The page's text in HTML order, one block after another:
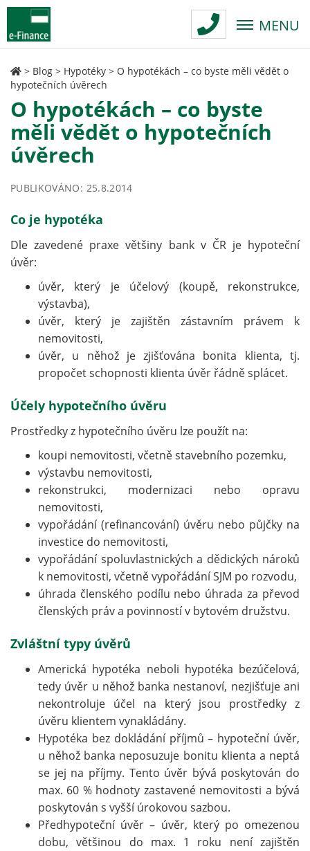
MENU
> Blog > Hypotéky > O hypotékách – co byste měli vědět o
hypotečních úvěrech
O hypotékách – co byste
měli vědět o hypotečních
úvěrech
PUBLIKOVÁNO: 25.8.2014
Co je hypotéka
Dle zavedené praxe většiny bank v ČR je hypoteční
úvěr:
úvěr, který je účelový (koupě, rekonstrukce,
výstavba),
úvěr, který je zajištěn zástavním právem k
nemovitosti,
úvěr, u něhož je zjišťována bonita klienta, tj.
propočet schopnosti klienta úvěr řádně splácet.
Účely hypotečního úvěru
Prostředky z hypotečního úvěru lze použít na:
koupi nemovitosti, včetně stavebního pozemku,
výstavbu nemovitosti,
rekonstrukci, modernizaci nebo opravu
nemovitosti,
vypořádání (refinancování) úvěru nebo půjčky na
investice do nemovitosti,
vypořádání spoluvlastnických a dědických nároků
k nemovitosti, včetně vypořádání SJM po rozvodu,
úhrada členského podílu nebo úhrada za převod
členských práv a povinností v bytovém družstvu.
Zvláštní typy úvěrů
Americká hypotéka neboli hypotéka bezúčelová,
tedy úvěr u něhož banka nestanoví, nezjišťuje ani
nekontroluje účel na který jsou prostředky z
úvěru klientem vynakládány.
Hypotéka bez dokládání příjmů – hypoteční úvěr,
u něhož banka neposuzuje bonitu klienta a neptá
se jej na příjmy. Tento úvěr bývá poskytován do
max. 60 % hodnoty zastavené nemovitosti a bývá
poskytován s vyšší úrokovou sazbou.
Předhypoteční úvěr – úvěr, který po omezenou
dobu, většinou do max. 1 roku není zajištěn